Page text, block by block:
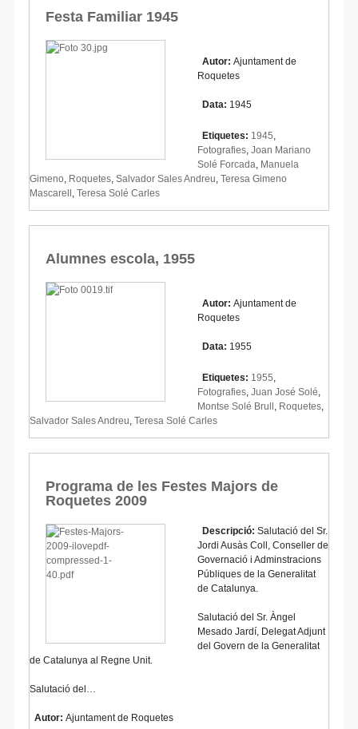
Festa Familiar 1945
Autor: Ajuntament de
Roquetes
Data: 1945
Etiquetes: 1945
Fotografies Joan Mariano
Solé Forcada Manuela
Gimeno Roquetes Salvador Sales Andreu Teresa Gimeno
Mascarell Teresa Solé Carles
Alumnes escola, 1955
Autor: Ajuntament de
Roquetes
Data: 1955
Etiquetes: 1955
Fotografies Juan José Solé
Montse Solé Brull Roquetes
Salvador Sales Andreu Teresa Solé Carles
Programa de les Festes Majors de
Roquetes 2009
Descripció: Salutació del Sr.
Jordi Ausàs Coll, Conseller de
Governació i Adminstracions
Públiques de la Generalitat
de Catalunya.
Salutació del Sr. Àngel
Mesado Jardí, Delegat Adjunt
del Govern de la Generalitat
de Catalunya al Regne Unit.
Salutació del…
Autor: Ajuntament de Roquetes